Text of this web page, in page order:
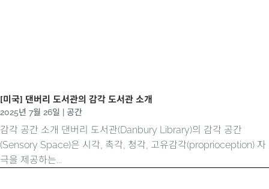
[미국] 댄버리 도서관의 감각 도서관 소개
2025년 7월 26일 공간
감각 공간 소개 댄버리 도서관(Danbury Library)의 감각 공간
(Sensory Space)은 시각, 촉각, 청각, 고유감각(proprioception) 자
극을 제공하는...